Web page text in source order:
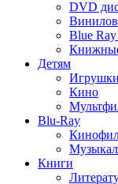
DVD
Blue
Детям
Игрушки
Кино
Blu-Ray
Книги